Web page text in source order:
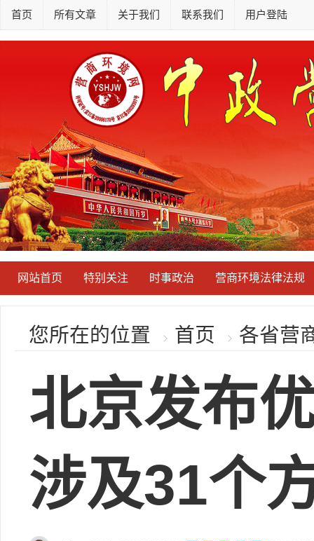
首页 所有文章 关于我们 联系我们 用户登陆
网站首页 特别关注 时事政治 营商环境法律法规
您所在的位置 首页 各省营
北京发布
涉及31个